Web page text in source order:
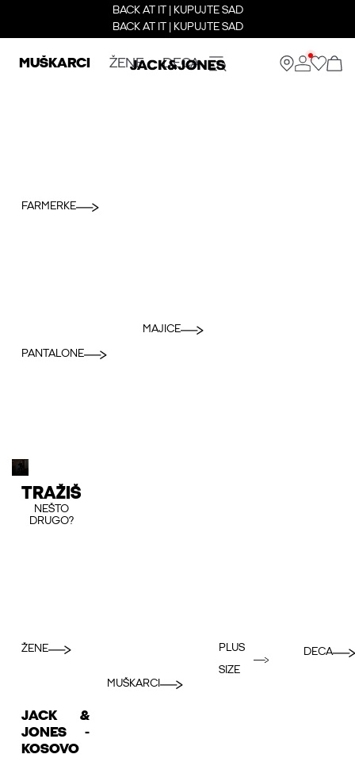
BACK AT IT | KUPUJTE SAD
BACK AT IT | KUPUJTE SAD
MUŠKARCI ŽENE DECA
FARMERKE
PANTALONE
MAJICE
TRAŽIŠ
NEŠTO
DRUGO?
ŽENE
MUŠKARCI
PLUS
SIZE
DECA
JACK &
JONES -
KOSOVO